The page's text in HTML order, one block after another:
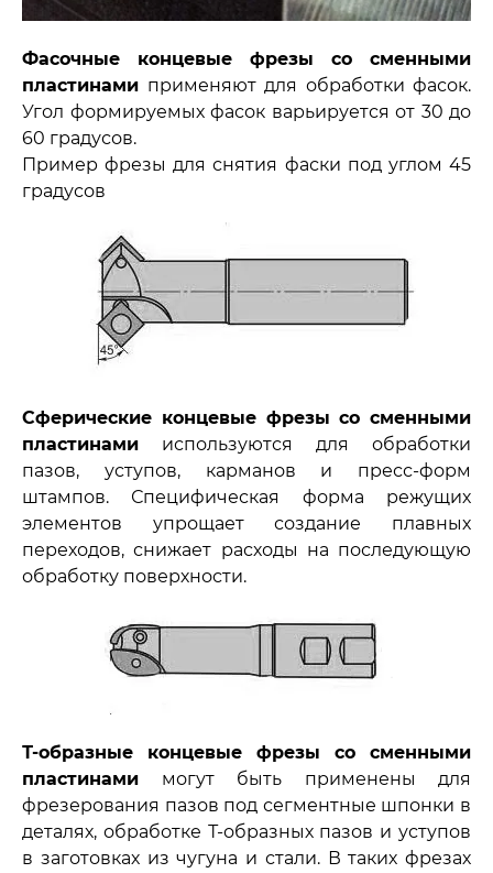
Фасочные концевые фрезы со сменными
пластинами применяют для обработки фасок.
Угол формируемых фасок варьируется от 30 до
60 градусов.
Пример фрезы для снятия фаски под углом 45
градусов
Сферические концевые фрезы со сменными
пластинами используются для обработки
пазов, уступов, карманов и пресс-форм
штампов. Специфическая форма режущих
элементов упрощает создание плавных
переходов, снижает расходы на последующую
обработку поверхности.
Т-образные концевые фрезы со сменными
пластинами могут быть применены для
фрезерования пазов под сегментные шпонки в
деталях, обработке Т-образных пазов и уступов
в заготовках из чугуна и стали. В таких фрезах